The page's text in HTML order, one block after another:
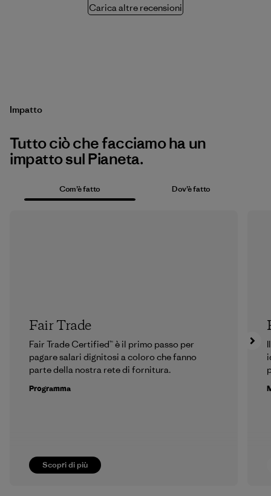
Carica altre recensioni
Impatto
Tutto ciò che facciamo ha un
impatto sul Pianeta.
Com’è fatto Dov’è fatto
Scopri di più
Fair Trade
Fair Trade Certified™ è il primo passo per
pagare salari dignitosi a coloro che fanno
parte della nostra rete di fornitura.
Programma